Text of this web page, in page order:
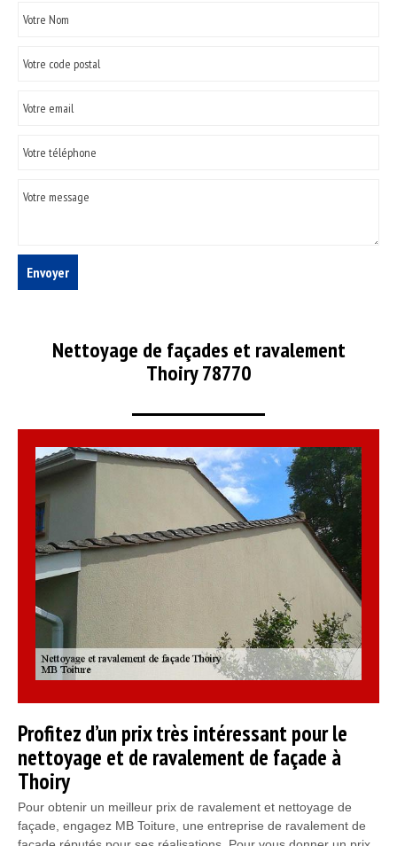
Nettoyage de façades et ravalement
Thoiry 78770
Profitez d’un prix très intéressant pour le
nettoyage et de ravalement de façade à
Thoiry
Pour obtenir un meilleur prix de ravalement et nettoyage de
façade, engagez MB Toiture, une entreprise de ravalement de